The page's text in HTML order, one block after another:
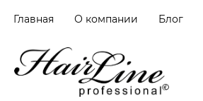
Главная О компании Блог